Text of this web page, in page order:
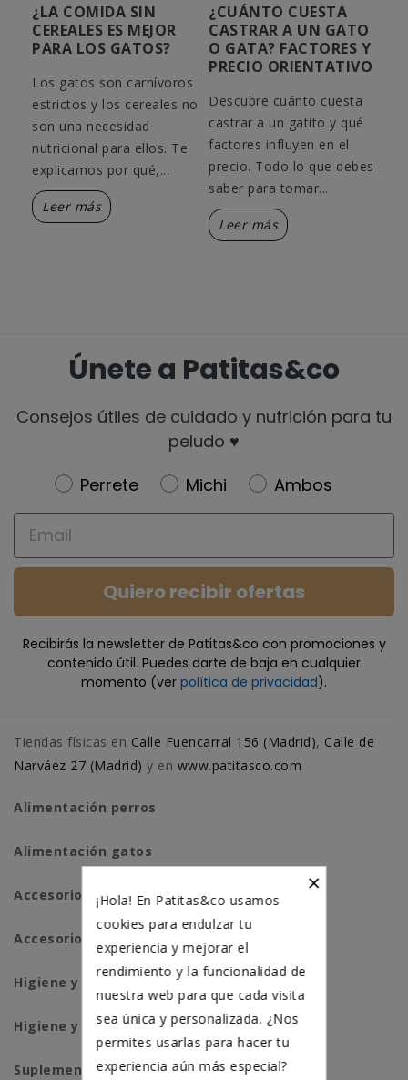
¿LA COMIDA SIN
CEREALES ES MEJOR
PARA LOS GATOS?
Los gatos son carnívoros
estrictos y los cereales no
son una necesidad
nutricional para ellos. Te
explicamos por qué,...
Leer más
¿CUÁNTO CUESTA
CASTRAR A UN GATO
O GATA? FACTORES Y
PRECIO ORIENTATIVO
Descubre cuánto cuesta
castrar a un gatito y qué
factores influyen en el
precio. Todo lo que debes
saber para tomar...
Leer más
Únete a Patitas&co
Consejos útiles de cuidado y nutrición para tu
peludo ♥️
Newsletter
Perrete Michi
Ambos
Email
Quiero recibir ofertas
Recibirás la newsletter de Patitas&co con promociones y
contenido útil. Puedes darte de baja en cualquier
momento (ver política de privacidad).
Tiendas físicas en Calle Fuencarral 156 (Madrid), Calle de
Narváez 27 (Madrid) y en www.patitasco.com
Alimentación perros
Alimentación gatos
Accesorios perros
Accesorios para gatos
Higiene y salud perros
Higiene y salud gatos
Suplementación natural
×
¡Hola! En Patitas&co usamos
cookies para endulzar tu
experiencia y mejorar el
rendimiento y la funcionalidad de
nuestra web para que cada visita
sea única y personalizada. ¿Nos
permites usarlas para hacer tu
experiencia aún más especial?